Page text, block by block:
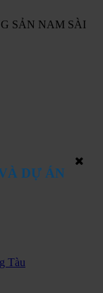
SẢN NAM SÀI
Tàu
DỰ ÁN